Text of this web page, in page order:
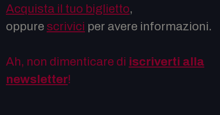
Acquista il tuo biglietto,
oppure scrivici per avere informazioni.
Ah, non dimenticare di iscriverti alla
newsletter!